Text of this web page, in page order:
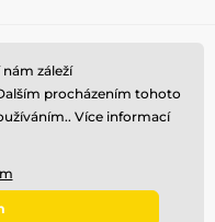
scopes
Detectors
záleží
procházením tohoto
Více informací